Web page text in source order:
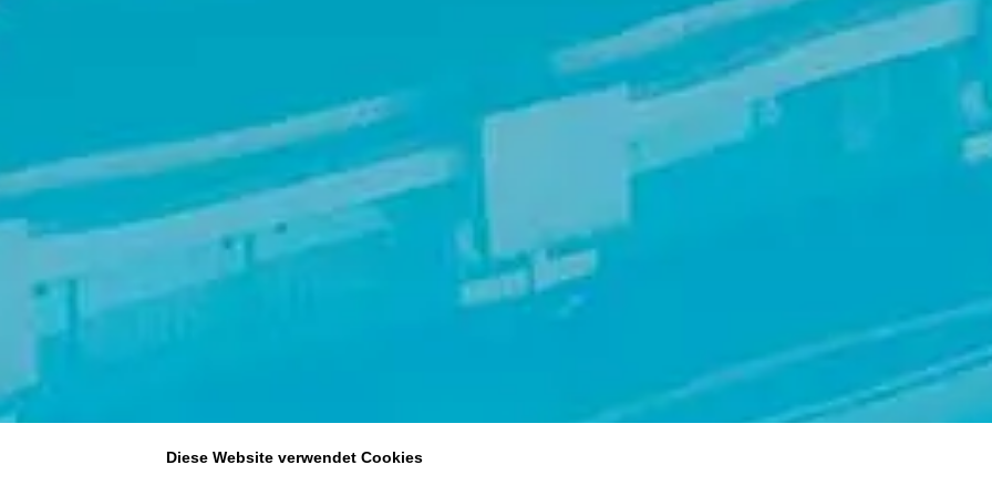
Diese Website verwendet Cookies